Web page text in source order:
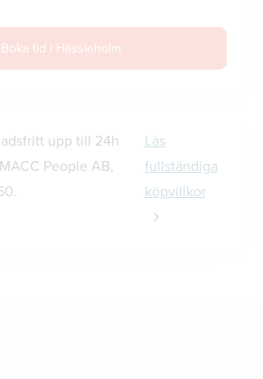
Boka tid i Hässleholm
upp till 24h
People AB,
Läs
fullständiga
köpvillkor